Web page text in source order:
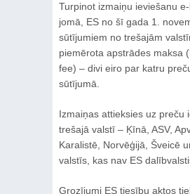
Turpinot izmaiņu ieviešanu
jomā, ES no šī gada 1.
sūtījumiem no trešajām
piemērota apstrādes maksa
fee) – divi eiro par katru
sūtījumā.
Izmaiņas attieksies uz preču
trešajā valstī – Ķīnā, ASV,
Karalistē, Norvēģijā, Šveicē
valstīs, kas nav ES
Grozījumi ES tiesību aktos